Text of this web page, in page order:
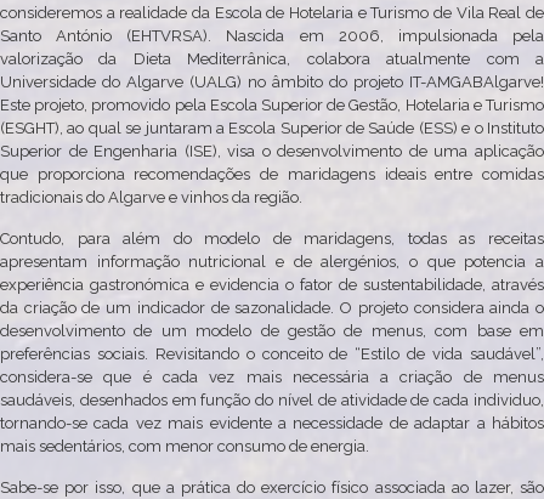
consideremos a realidade da Escola de Hotelaria e Turismo de Vila Real de
Santo António (EHTVRSA). Nascida em 2006, impulsionada pela
valorização da Dieta Mediterrânica, colabora atualmente com a
Universidade do Algarve (UALG) no âmbito do projeto IT-AMGABAlgarve!
Este projeto, promovido pela Escola Superior de Gestão, Hotelaria e Turismo
(ESGHT), ao qual se juntaram a Escola Superior de Saúde (ESS) e o Instituto
Superior de Engenharia (ISE), visa o desenvolvimento de uma aplicação
que proporciona recomendações de maridagens ideais entre comidas
tradicionais do Algarve e vinhos da região.
Contudo, para além do modelo de maridagens, todas as receitas
apresentam informação nutricional e de alergénios, o que potencia a
experiência gastronómica e evidencia o fator de sustentabilidade, através
da criação de um indicador de sazonalidade. O projeto considera ainda o
desenvolvimento de um modelo de gestão de menus, com base em
preferências sociais. Revisitando o conceito de “Estilo de vida saudável”,
considera-se que é cada vez mais necessária a criação de menus
saudáveis, desenhados em função do nível de atividade de cada individuo,
tornando-se cada vez mais evidente a necessidade de adaptar a hábitos
mais sedentários, com menor consumo de energia.
Sabe-se por isso, que a prática do exercício físico associada ao lazer, são